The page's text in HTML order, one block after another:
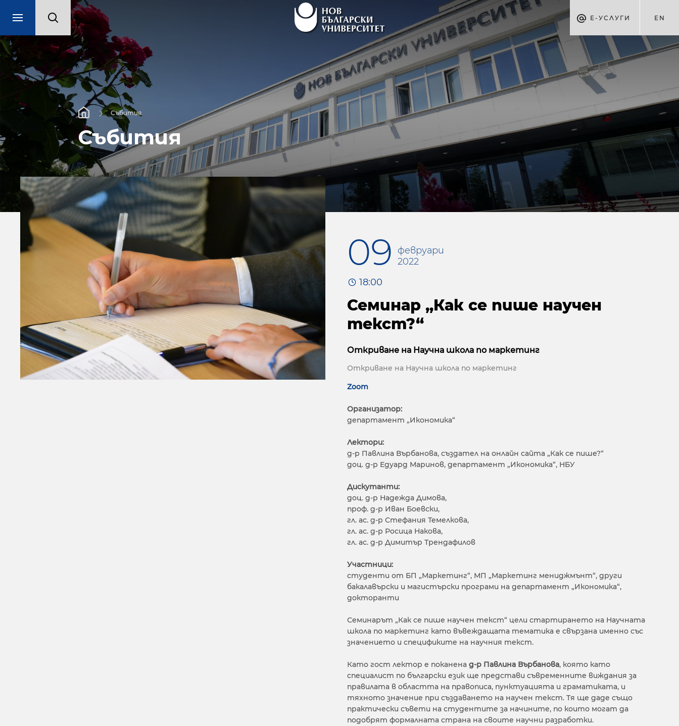
Е-УСЛУГИ EN
Събития
Събития
09
февруари
2022
18:00
Семинар „Как се пише научен
текст?“
Откриване на Научна школа по маркетинг
Откриване на Научна школа по маркетинг
Zoom
Организатор:
департамент „Икономика“
Лектори:
д-р Павлина Върбанова, създател на онлайн сайта „Как се пише?“
доц. д-р Едуард Маринов, департамент „Икономика“, НБУ
Дискутанти:
доц. д-р Надежда Димова,
проф. д-р Иван Боевски,
гл. ас. д-р Стефания Темелкова,
гл. ас. д-р Росица Накова,
гл. ас. д-р Димитър Трендафилов
Участници:
студенти от БП „Маркетинг“, МП „Маркетинг мениджмънт“, други
бакалавърски и магистърски програми на департамент „Икономика“,
докторанти
Семинарът „Как се пише научен текст“ цели стартирането на Научната
школа по маркетинг като въвеждащата тематика е свързана именно със
значението и спецификите на научния текст.
Като гост лектор е поканена д-р Павлина Върбанова, която като
специалист по български език ще представи съвременните виждания за
правилата в областта на правописа, пунктуацията и граматиката, и
тяхното значение при създаването на научен текст. Тя ще даде също
практически съвети на студентите за начините, по които могат да
подобрят формалната страна на своите научни разработки.